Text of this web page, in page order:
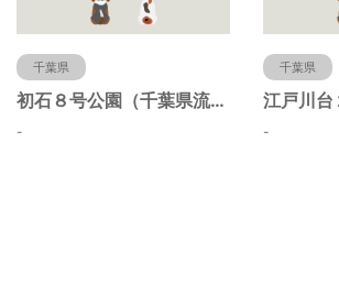
千葉県
初石８号公園（千葉県流山市）
-
千葉県
-